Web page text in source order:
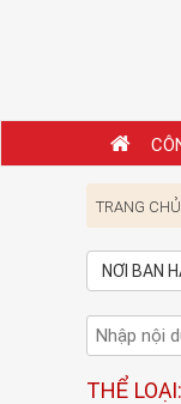
TRANG CHỦ
NƠI BAN
THỂ